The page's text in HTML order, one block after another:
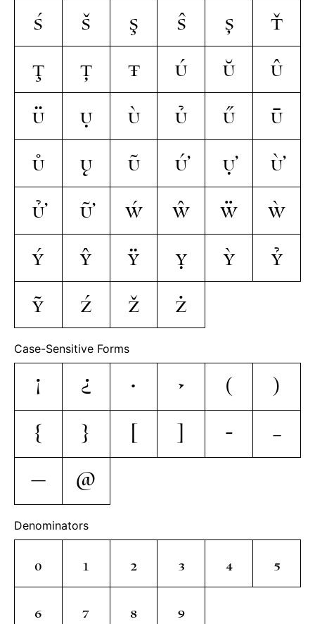
ś
š ş ŝ ș
ť
ţ
ț ŧ ú ŭ
û
ü
ụ ù ủ ű
ū
ů
ų ũ ứ ự
ừ
ử
ữ ẃ ŵ ẅ
ẁ
ý
ŷ ÿ ỵ ỳ
ỷ
ỹ
ź ž ż
Case-Sensitive Forms
¡ ¿ · • (
)
{
} [ ] -
–
—
@
Denominators
0 1 2 3 4
5
6
7 8 9